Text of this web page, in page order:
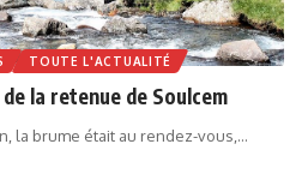
TOUTE L'ACTUALITÉ
la retenue de Soulcem
la brume était au rendez-vous,…